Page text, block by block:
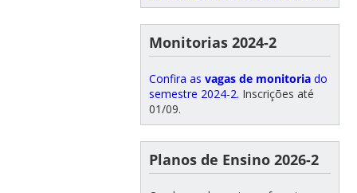
Monitorias 2024-2
Confira as vagas de monitoriado
semestre 2024-2. Inscrições até
01/09.
Planos de Ensino 2026-2